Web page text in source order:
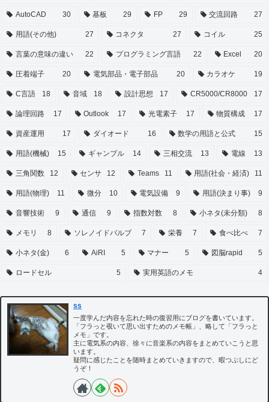
AutoCAD 30 基板 29 FP 29 交流回路 27
用語(その他) 27 コネクタ 27 コイル 25
言葉の意味の違い 22 プログラミング言語 22 Excel 20
圧着端子 20 電気部品・電子部品 20 カラオケ 19
C言語 18 音域 18 設計思想 17 CR5000/CR8000 17
論理回路 17 Outlook 17 光電素子 17 物質構成 17
資産運用 17 ダイオード 16 数学の用語と公式 15
用語(機械) 15 ギャンブル 14 三相交流 13 電線 13
三角関数 12 センサ 12 Teams 11 用語(社会・経済) 11
用語(物理) 11 微分 10 電気設備 9 用語(決まり事) 9
音響技術 9 通信 9 指数対数 8 小ネタ(未分類) 8
メモリ 8 ソレノイドバルブ 7 栄養 7 食べ比べ 7
小ネタ(金) 6 AiRI 5 マナー 5 図脳rapid 5
ロードセル 5 実用英語のメモ 4
ss
一度学んだ内容を忘れた時の復習用にブログを書いています。
「フラっと覗いて思い出すためのメモ帳」、略して「フラっと
メモ」です。
主に電気系の内容、徐々に音楽系の内容をまとめていこうと思
います。
疑問に感じたことを随時まとめていきますので、暇つぶしにど
うぞ！